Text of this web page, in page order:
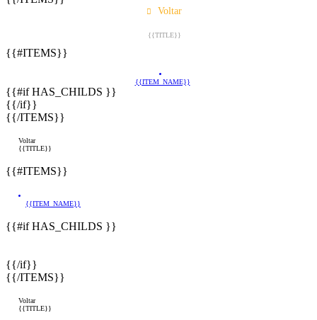
Voltar
{{TITLE}}
{{#ITEMS}}
{{ITEM_NAME}}
{{#if HAS_CHILDS }}
{{/if}}
{{/ITEMS}}
Voltar
{{TITLE}}
{{#ITEMS}}
{{ITEM_NAME}}
{{#if HAS_CHILDS }}
{{/if}}
{{/ITEMS}}
Voltar
{{TITLE}}